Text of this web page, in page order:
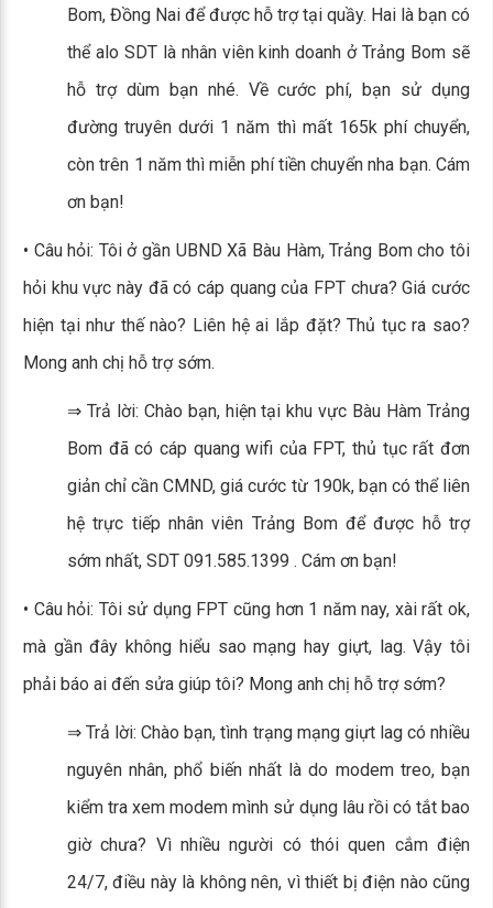
Bom, Đồng Nai để được hỗ trợ tại quầy. Hai là bạn có
thể alo SDT là nhân viên kinh doanh ở Trảng Bom sẽ
hỗ trợ dùm bạn nhé. Về cước phí, bạn sử dụng
đường truyên dưới 1 năm thì mất 165k phí chuyển,
còn trên 1 năm thì miễn phí tiền chuyển nha bạn. Cám
ơn bạn!
• Câu hỏi: Tôi ở gần UBND Xã Bàu Hàm, Trảng Bom cho tôi
hỏi khu vực này đã có cáp quang của FPT chưa? Giá cước
hiện tại như thế nào? Liên hệ ai lắp đặt? Thủ tục ra sao?
Mong anh chị hỗ trợ sớm.
⇒ Trả lời: Chào bạn, hiện tại khu vực Bàu Hàm Trảng
Bom đã có cáp quang wifi của FPT, thủ tục rất đơn
giản chỉ cần CMND, giá cước từ 190k, bạn có thể liên
hệ trực tiếp nhân viên Trảng Bom để được hỗ trợ
sớm nhất, SDT 091.585.1399 . Cám ơn bạn!
• Câu hỏi: Tôi sử dụng FPT cũng hơn 1 năm nay, xài rất ok,
mà gần đây không hiểu sao mạng hay giựt, lag. Vậy tôi
phải báo ai đến sửa giúp tôi? Mong anh chị hỗ trợ sớm?
⇒ Trả lời: Chào bạn, tình trạng mạng giựt lag có nhiều
nguyên nhân, phổ biến nhất là do modem treo, bạn
kiểm tra xem modem mình sử dụng lâu rồi có tắt bao
giờ chưa? Vì nhiều người có thói quen cắm điện
24/7, điều này là không nên, vì thiết bị điện nào cũng